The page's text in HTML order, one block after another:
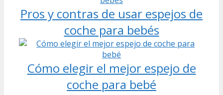
Pros y contras de usar espejos de
coche para bebés
Cómo elegir el mejor espejo de
coche para bebé